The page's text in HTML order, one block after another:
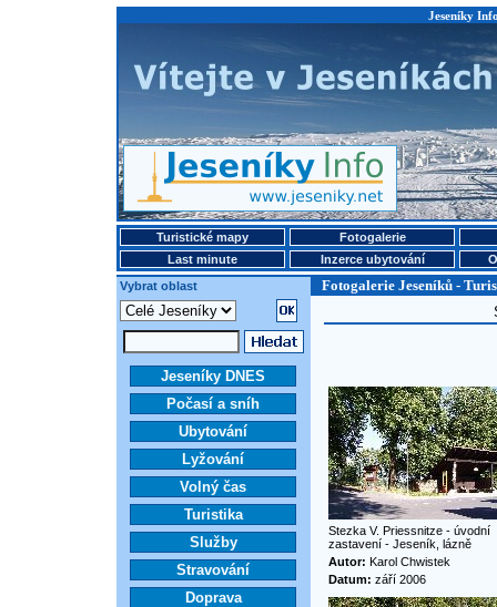
Jeseníky
Turistické mapy
Fotogalerie
Last minute
Inzerce ubytování
Vybrat oblast
Fotogalerie Jeseníků -
Jeseníky DNES
Počasí a sníh
Ubytování
Lyžování
Volný čas
Turistika
Služby
Stravování
Doprava
Stezka V. Priessnitze - úvodní
zastavení - Jeseník, lázně
Autor: Karol Chwistek
Datum: září 2006